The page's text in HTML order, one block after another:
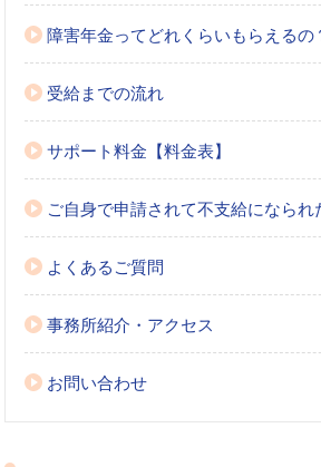
障害年金ってどれくらいもらえるの
受給までの流れ
サポート料金【料金表】
ご自身で申請されて不支給になられ
よくあるご質問
事務所紹介・アクセス
お問い合わせ